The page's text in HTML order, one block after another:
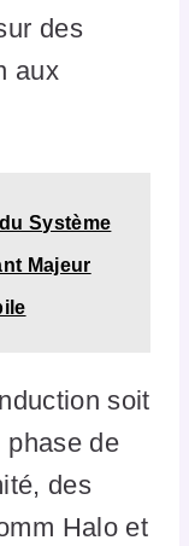
des
aux
Système
Majeur
soit
phase de
des
Halo et